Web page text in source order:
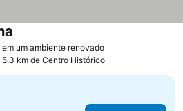
um ambiente renovado
5.3 km de Centro Histórico